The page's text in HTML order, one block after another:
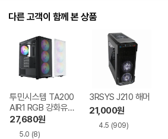
다른 고객이 함께 본 상품
투민시스템 TA200
AIR1 RGB 강화유
리 블랙
27,680원
5.0 (8)
3RSYS J210 해머
21,000원
4.5 (909)